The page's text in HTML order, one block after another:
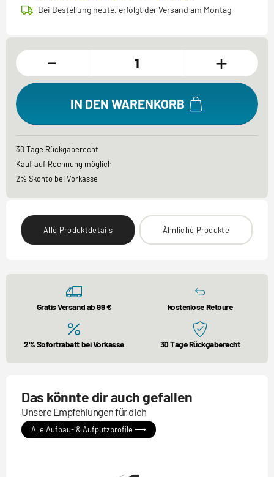
Bei Bestellung heute, erfolgt der Versand am Montag
- +
IN DEN WARENKORB
30 Tage Rückgaberecht
Kauf auf Rechnung möglich
2% Skonto bei Vorkasse
Alle Produktdetails Ähnliche Produkte
Gratis Versand ab 99 € kostenlose Retoure
2% Sofortrabatt bei Vorkasse 30 Tage Rückgaberecht
Das könnte dir auch gefallen
Unsere Empfehlungen für dich
Alle Aufbau- & Aufputzprofile ⟶